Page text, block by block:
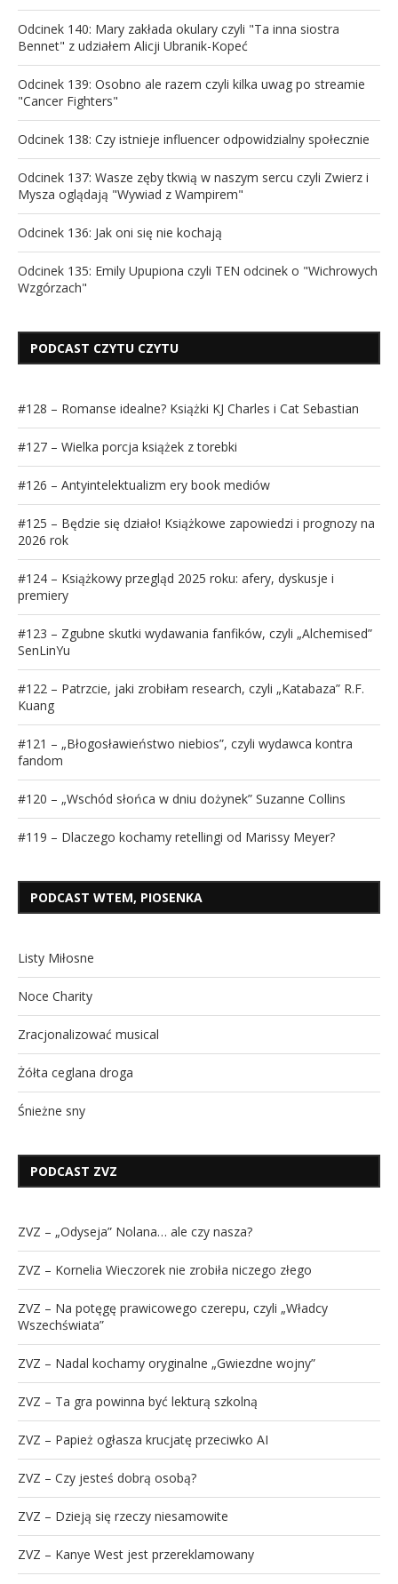
Odcinek 140: Mary zakłada okulary czyli "Ta inna siostra
Bennet" z udziałem Alicji Ubranik-Kopeć
Odcinek 139: Osobno ale razem czyli kilka uwag po streamie
"Cancer Fighters"
Odcinek 138: Czy istnieje influencer odpowidzialny społecznie
Odcinek 137: Wasze zęby tkwią w naszym sercu czyli Zwierz i
Mysza oglądają "Wywiad z Wampirem"
Odcinek 136: Jak oni się nie kochają
Odcinek 135: Emily Upupiona czyli TEN odcinek o "Wichrowych
Wzgórzach"
PODCAST CZYTU CZYTU
#128 – Romanse idealne? Książki KJ Charles i Cat Sebastian
#127 – Wielka porcja książek z torebki
#126 – Antyintelektualizm ery book mediów
#125 – Będzie się działo! Książkowe zapowiedzi i prognozy na
2026 rok
#124 – Książkowy przegląd 2025 roku: afery, dyskusje i
premiery
#123 – Zgubne skutki wydawania fanfików, czyli „Alchemised”
SenLinYu
#122 – Patrzcie, jaki zrobiłam research, czyli „Katabaza” R.F.
Kuang
#121 – „Błogosławieństwo niebios”, czyli wydawca kontra
fandom
#120 – „Wschód słońca w dniu dożynek” Suzanne Collins
#119 – Dlaczego kochamy retellingi od Marissy Meyer?
PODCAST WTEM, PIOSENKA
Listy Miłosne
Noce Charity
Zracjonalizować musical
Żółta ceglana droga
Śnieżne sny
PODCAST ZVZ
ZVZ – „Odyseja” Nolana… ale czy nasza?
ZVZ – Kornelia Wieczorek nie zrobiła niczego złego
ZVZ – Na potęgę prawicowego czerepu, czyli „Władcy
Wszechświata”
ZVZ – Nadal kochamy oryginalne „Gwiezdne wojny”
ZVZ – Ta gra powinna być lekturą szkolną
ZVZ – Papież ogłasza krucjatę przeciwko AI
ZVZ – Czy jesteś dobrą osobą?
ZVZ – Dzieją się rzeczy niesamowite
ZVZ – Kanye West jest przereklamowany